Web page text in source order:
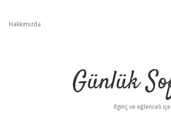
Hakkımızda
Günlük
İlginç ve eğlenceli